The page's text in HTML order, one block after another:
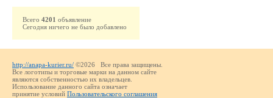
Всего 4201 объявление
Сегодня ничего не было добавлено
http://anapa-kurier.ru/ ©2026 Все права защищены.
Все логотипы и торговые марки на данном сайте
являются собственностью их владельцев.
Использование данного сайта означает
принятие условий Пользовательского соглашения